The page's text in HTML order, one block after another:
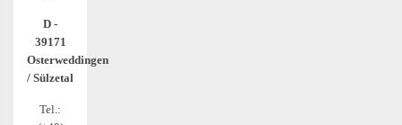
D -
39171
Osterweddingen
/ Sülzetal
Tel.: